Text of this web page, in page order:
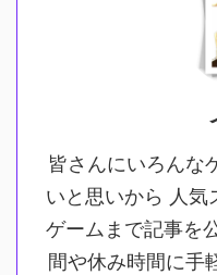
皆さんにいろんな
いと思いから 人気
ゲームまで記事を
間や休み時間に手